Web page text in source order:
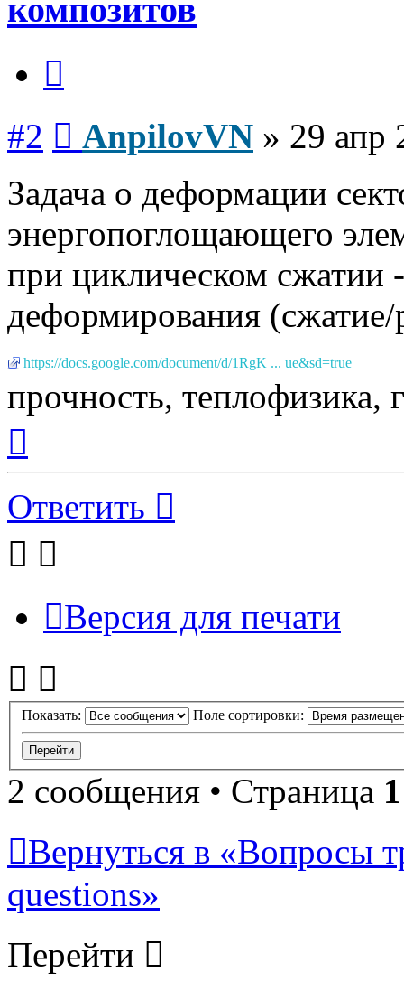
композитов
#2 AnpilovVN » 29 апр
Задача о деформации
энергопоглощающего
при циклическом сжатии
деформирования
https://docs.google.com/document/d/1RgK ... ue&sd=true
прочность, теплофизика,
началу
Ответить
Версия для печати
Показать: Поле сортировки:
2 сообщения • Страница 1
Вернуться в «Вопросы
questions»
Перейти